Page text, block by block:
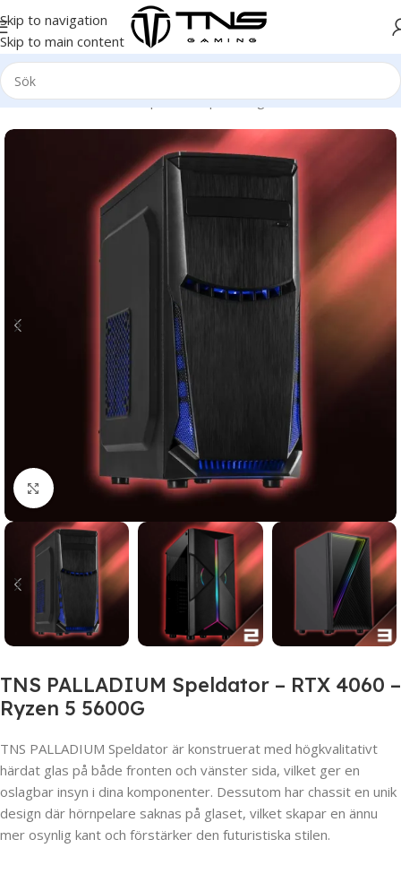
Skip to navigation
Skip to main content
Hem/Stationär dator/Speldator | Gamingdator/Platinum klass
Click to enlarge
TNS PALLADIUM Speldator – RTX 4060 –
Ryzen 5 5600G
TNS PALLADIUM Speldator är konstruerat med högkvalitativt
härdat glas på både fronten och vänster sida, vilket ger en
oslagbar insyn i dina komponenter. Dessutom har chassit en unik
design där hörnpelare saknas på glaset, vilket skapar en ännu
mer osynlig kant och förstärker den futuristiska stilen.